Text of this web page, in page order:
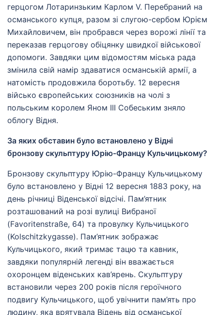
герцогом Лотаринзьким Карлом V. Перебраний на
османського купця, разом зі слугою-сербом Юрієм
Михайловичем, він пробрався через ворожі лінії та
переказав герцогову обіцянку швидкої військової
допомоги. Завдяки цим відомостям міська рада
змінила свій намір здаватися османській армії, а
натомість продовжила боротьбу. 12 вересня
військо європейських союзників на чолі з
польським королем Яном III Собеським зняло
облогу Відня.
За яких обставин було встановлено у Відні
бронзову скульптуру Юрію-Францу Кульчицькому?
Бронзову скульптуру Юрію-Францу Кульчицькому
було встановлено у Відні 12 вересня 1883 року, на
день річниці Віденської відсічі. Пам’ятник
розташований на розі вулиці Вибраної
(Favoritenstraße, 64) та провулку Кульчицького
(Kolschitzkygasse). Пам’ятник зображає
Кульчицького, який тримає тацю та кавник,
завдяки популярній легенді він вважається
охоронцем віденських кав’ярень. Скульптуру
встановили через 200 років після героїчного
подвигу Кульчицького, щоб увічнити пам’ять про
людину, яка врятувала Відень від османської